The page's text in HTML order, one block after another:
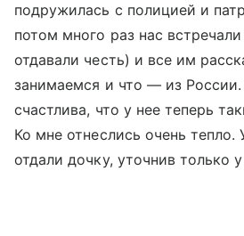
подружилась с полицией и
потом много раз нас
отдавали честь) и все им
занимаемся и что — из
счастлива, что у нее теперь
Ко мне отнеслись очень тепло.
отдали дочку, уточнив только